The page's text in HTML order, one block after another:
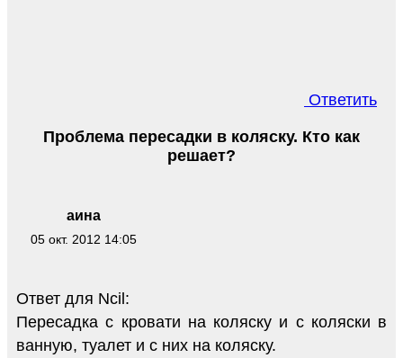
Ответить
аина
05 окт. 2012 14:05
Проблема пересадки в коляску. Кто как
решает?
Ответ для Ncil:
Пересадка с кровати на коляску и с коляски в
ванную, туалет и с них на коляску.